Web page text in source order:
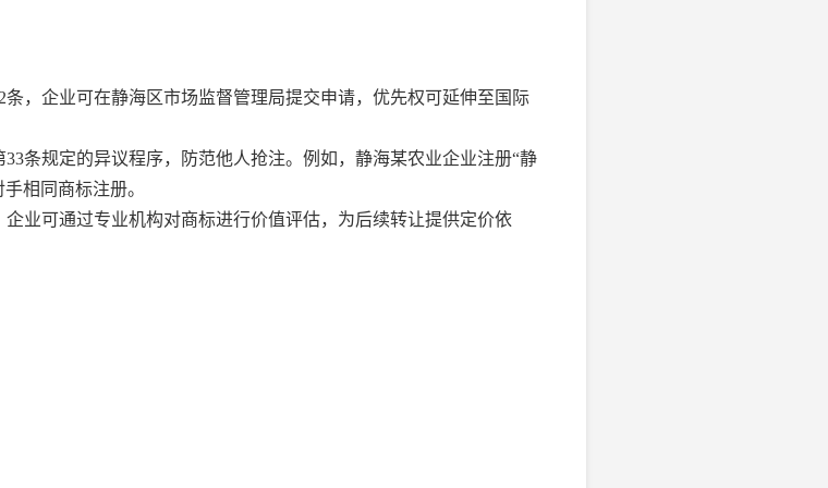
条，企业可在静海区市场监督管理局提交申请，优先权可延伸至国际
条规定的异议程序，防范他人抢注。例如，静海某农业企业注册“静
相同商标注册。
企业可通过专业机构对商标进行价值评估，为后续转让提供定价依